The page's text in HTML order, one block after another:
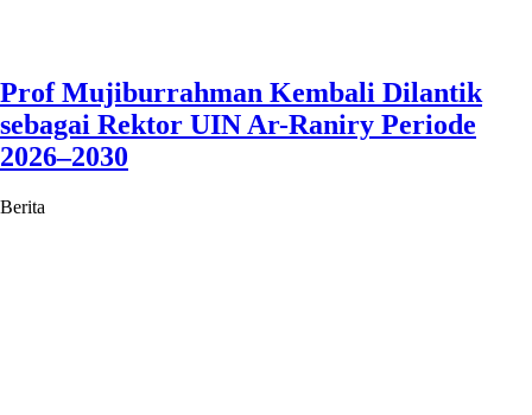
Prof Mujiburrahman Kembali Dilantik
sebagai Rektor UIN Ar-Raniry Periode
2026–2030
Berita